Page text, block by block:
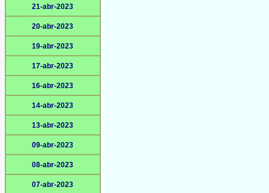
21-abr-2023
20-abr-2023
19-abr-2023
17-abr-2023
16-abr-2023
14-abr-2023
13-abr-2023
09-abr-2023
08-abr-2023
07-abr-2023